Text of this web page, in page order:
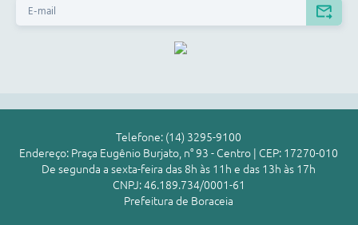
Telefone: (14) 3295-9100
Endereço: Praça Eugênio Burjato, n° 93 - Centro | CEP: 17270-010
De segunda a sexta-feira das 8h às 11h e das 13h às 17h
CNPJ: 46.189.734/0001-61
Prefeitura de Boraceia